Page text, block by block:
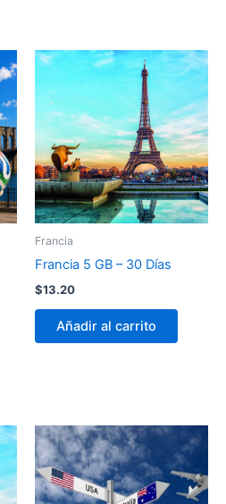
Francia
Francia 5 GB – 30 Días
$13.20
Añadir al carrito